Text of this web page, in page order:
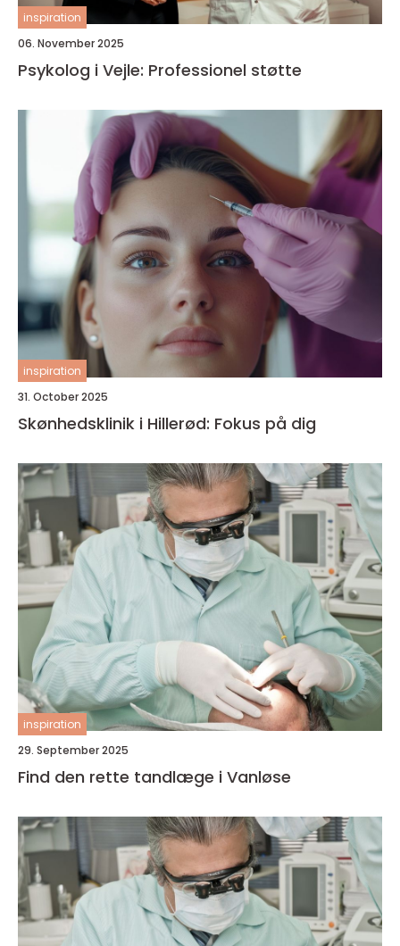
inspiration
06. November 2025
Psykolog i Vejle: Professionel støtte
inspiration
31. October 2025
Skønhedsklinik i Hillerød: Fokus på dig
inspiration
29. September 2025
Find den rette tandlæge i Vanløse